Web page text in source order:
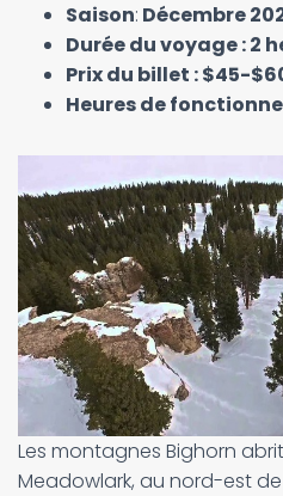
Saison: Décembre
Durée du voyage : 2
Prix du billet : $45-
Heures de
Les montagnes Bighorn
Meadowlark, au nord-est